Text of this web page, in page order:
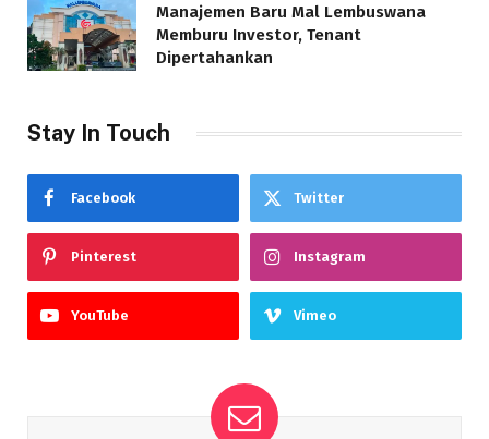
Manajemen Baru Mal Lembuswana
Memburu Investor, Tenant
Dipertahankan
Stay In Touch
Facebook Twitter
Pinterest Instagram
YouTube Vimeo